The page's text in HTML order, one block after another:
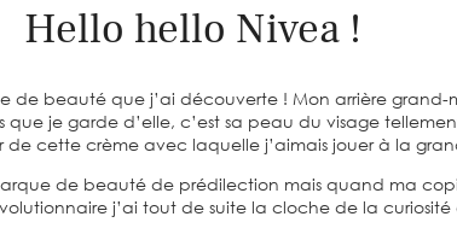
Hello hello Nivea !
de beauté que j’ai découverte ! Mon arrière grand-
que je garde d’elle, c’est sa peau du visage
de cette crème avec laquelle j’aimais jouer à la
de beauté de prédilection mais quand ma
j’ai tout de suite la cloche de la curiosité